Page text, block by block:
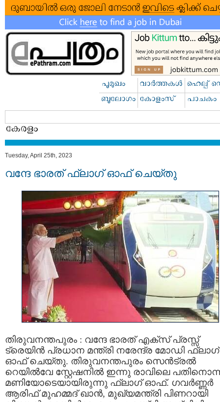
Tuesday, April 25th, 2023
വന്ദേ ഭാരത് ഫ്ലാഗ് ഓഫ് ചെയ്തു
തിരുവനന്തപുരം : വന്ദേ ഭാരത് എക്സ് പ്രസ്സ്
ട്രെയിൻ പ്രധാന മന്ത്രി നരേന്ദ്ര മോഡി ഫ്ലാഗ്
ഓഫ് ചെയ്തു. തിരുവനന്തപുരം സെൻട്രൽ
റെയിൽവേ സ്റ്റേഷനിൽ ഇന്നു രാവിലെ
മണിയോടെയായിരുന്നു ഫ്ലാഗ് ഓഫ്. ഗവർണ്ണർ
ആരിഫ് മുഹമ്മദ് ഖാൻ, മുഖ്യമന്ത്രി പിണറായി